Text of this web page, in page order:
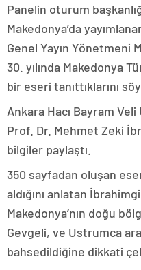
Panelin oturum
Makedonya’da
Genel Yayın Yönetmeni
30. yılında Makedonya
bir eseri tanıttıklarını
Ankara Hacı Bayram
Prof. Dr. Mehmet Zeki
bilgiler paylaştı.
350 sayfadan oluşan
aldığını anlatan
Makedonya’nın doğu
Gevgeli, ve Ustrumca
bahsedildiğine dikkati